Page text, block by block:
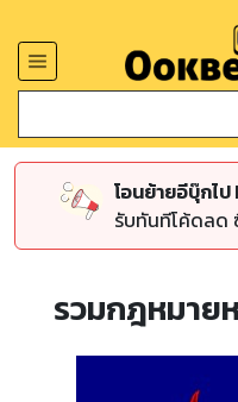
โอนย้ายอีบุ๊กไ
รับทันทีโค้ดลด
รวมกฎหมาย